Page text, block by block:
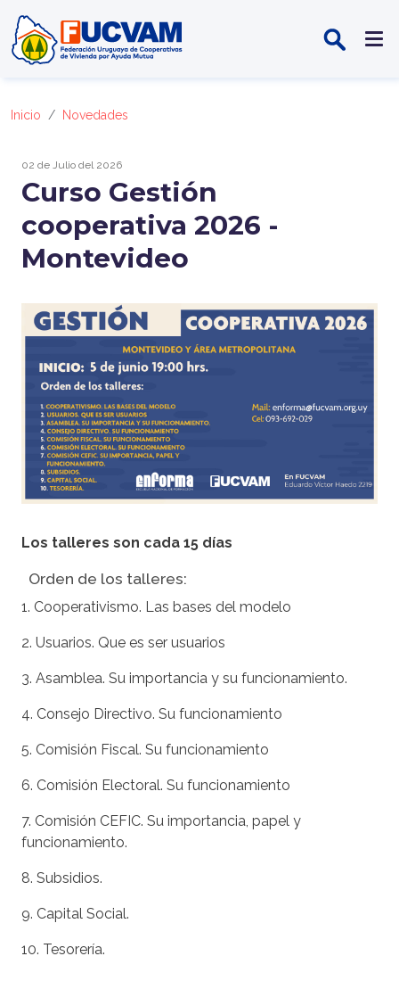
Inicio Novedades
02 de Julio del 2026
Curso Gestión
cooperativa 2026 -
Montevideo
Los talleres son cada 15 días
Orden de los talleres:
1. Cooperativismo. Las bases del modelo
2. Usuarios. Que es ser usuarios
3. Asamblea. Su importancia y su funcionamiento.
4. Consejo Directivo. Su funcionamiento
5. Comisión Fiscal. Su funcionamiento
6. Comisión Electoral. Su funcionamiento
7. Comisión CEFIC. Su importancia, papel y
funcionamiento.
8. Subsidios.
9. Capital Social.
10. Tesorería.